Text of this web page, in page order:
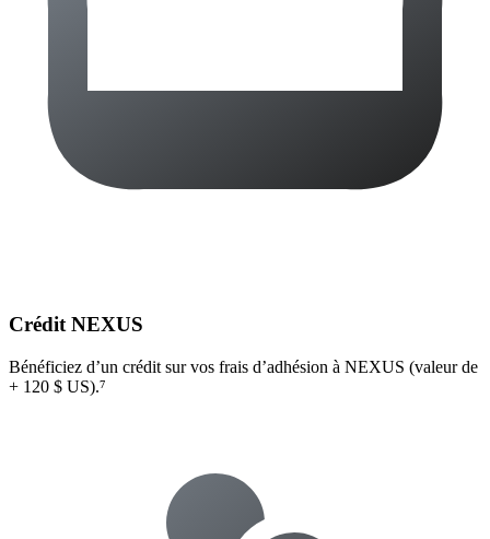
Crédit NEXUS
Bénéficiez d’un crédit sur vos frais d’adhésion à NEXUS (valeur de
+ 120 $ US).⁷